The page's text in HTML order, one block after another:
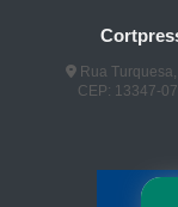
Rua Turquesa,
CEP: 13347-